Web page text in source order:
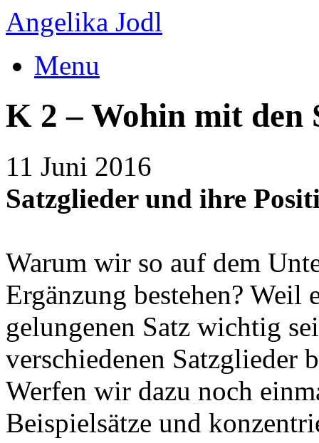
Angelika Jodl
Menu
K 2 – Wohin mit den
11 Juni 2016
Satzglieder und ihre
Warum wir so auf dem
Ergänzung bestehen? Weil
gelungenen Satz wichtig
verschiedenen Satzglieder
Werfen wir dazu noch
Beispielsätze und